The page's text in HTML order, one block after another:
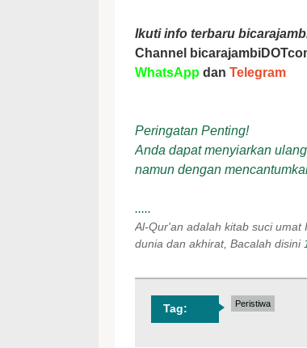
Ikuti info terbaru
Channel
WhatsApp dan Telegram
Peringatan Penting!
Anda dapat menyiarkan
namun dengan
.....
Al-Qur'an adalah kitab suci
dunia dan akhirat, Bacalah disini
Tag: Peristiwa